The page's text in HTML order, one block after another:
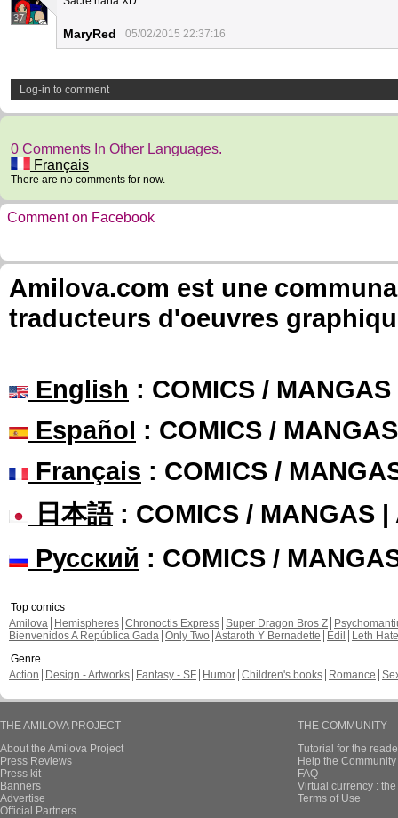
37
MaryRed 05/02/2015 22:37:16
Log-in to comment
0 Comments In Other Languages.
Français
There are no comments for now.
Comment on Facebook
Amilova.com est une
traducteurs d'oeuvres
English : COMICS /
Español : COMICS /
Français : COMICS /
日本語: COMICS / MANGAS |
Русский : COMICS /
Top comics
Amilova
Hemispheres Chronoctis Express Super Dragon Bros Z
Bienvenidos A República Gada Only Two Astaroth Y Bernadette Edil
Leth Hate
Genre
Action
Design - Artworks Fantasy - SF Humor Children's books Romance
THE AMILOVA PROJECT
About the Amilova Project
Press Reviews
Press kit
Banners
Advertise
Official Partners
THE COMMUNITY
Tutorial for the
Help the
FAQ
Virtual currency :
Terms of Use